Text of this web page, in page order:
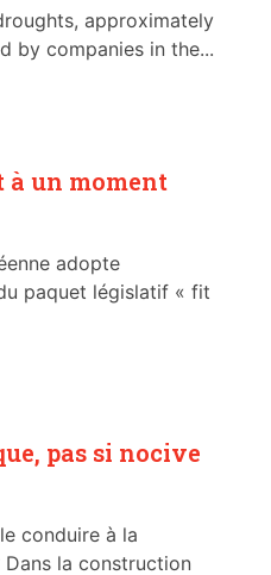
approximately
by companies in the...
à un moment
adopte
paquet législatif « fit
pas si nocive
conduire à la
Dans la construction